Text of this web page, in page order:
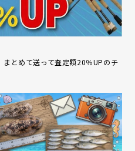
まとめて送って査定額20％UPのチ